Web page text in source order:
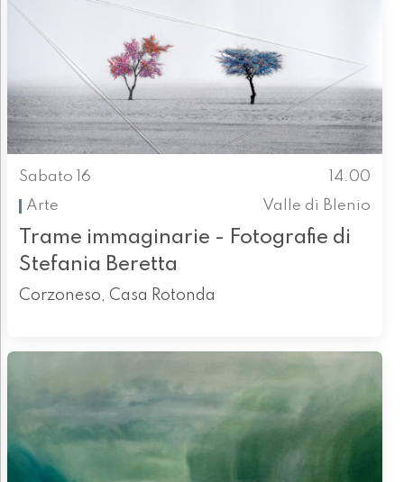
Sabato 16
14.00
Arte
Valle di Blenio
Trame immaginarie - Fotografie di
Stefania Beretta
Corzoneso, Casa Rotonda